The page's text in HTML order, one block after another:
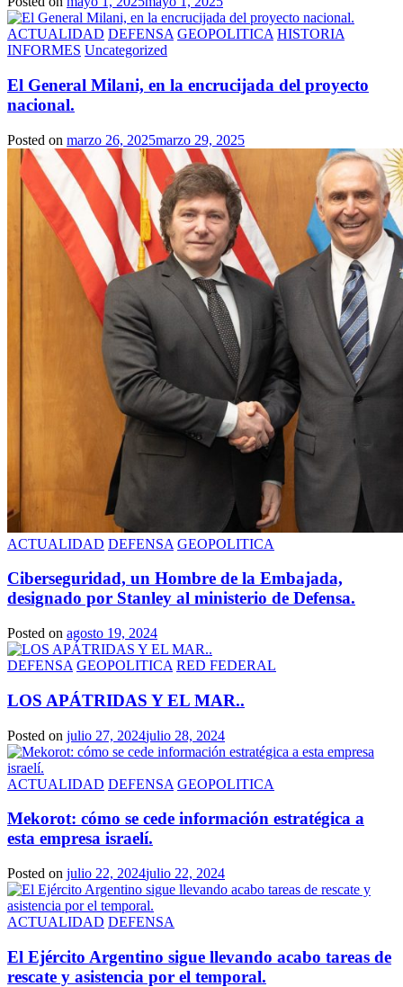
ACTUALIDAD DEFENSA GEOPOLITICA HISTORIA
INFORMES Uncategorized
El General Milani, en la encrucijada del proyecto
nacional.
Posted on marzo 26, 2025marzo 29, 2025
ACTUALIDAD DEFENSA GEOPOLITICA
Ciberseguridad, un Hombre de la Embajada,
designado por Stanley al ministerio de Defensa.
Posted on agosto 19, 2024
DEFENSA GEOPOLITICA RED FEDERAL
LOS APÁTRIDAS Y EL MAR..
Posted on julio 27, 2024julio 28, 2024
ACTUALIDAD DEFENSA GEOPOLITICA
Mekorot: cómo se cede información estratégica a
esta empresa israelí.
Posted on julio 22, 2024julio 22, 2024
ACTUALIDAD DEFENSA
El Ejército Argentino sigue llevando acabo tareas de
rescate y asistencia por el temporal.